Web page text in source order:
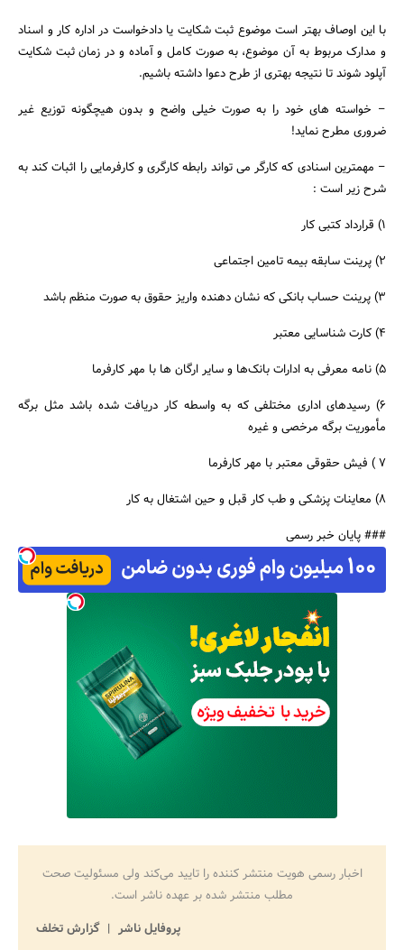
با این اوصاف بهتر است موضوع ثبت شکایت یا دادخواست در اداره کار و اسناد
و مدارک مربوط به آن موضوع، به صورت کامل و آماده و در زمان ثبت شکایت
آپلود شوند تا نتیجه بهتری از طرح دعوا داشته باشیم.
– خواسته های خود را به صورت خیلی واضح و بدون هیچگونه توزیع غیر
ضروری مطرح نماید!
– مهمترین اسنادی که کارگر می تواند رابطه کارگری و کارفرمایی را اثبات کند به
شرح زیر است :
۱) قرارداد کتبی کار
۲) پرینت سابقه بیمه تامین اجتماعی
۳) پرینت حساب بانکی که نشان دهنده واریز حقوق به صورت منظم باشد
۴) کارت شناسایی معتبر
۵) نامه معرفی به ادارات بانک‌ها و سایر ارگان ها با مهر کارفرما
۶) رسیدهای اداری مختلفی که به واسطه کار دریافت شده باشد مثل برگه
مأموریت برگه مرخصی و غیره
۷ ) فیش حقوقی معتبر با مهر کارفرما
۸) معاینات پزشکی و طب کار قبل و حین اشتغال به کار
### پایان خبر رسمی
اخبار رسمی هویت منتشر کننده را تایید می‌کند ولی مسئولیت صحت
مطلب منتشر شده بر عهده ناشر است.
پروفایل ناشر
گزارش تخلف